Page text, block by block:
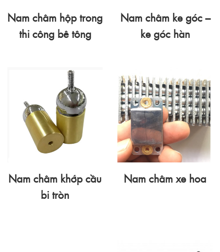
Nam châm hộp trong
thi công bê tông
Nam châm ke góc –
ke góc hàn
Nam châm khớp cầu
bi tròn
Nam châm xe hoa